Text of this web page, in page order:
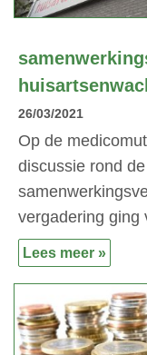
26/03/2021
Op de
discussie rond
vergadering
Lees meer »